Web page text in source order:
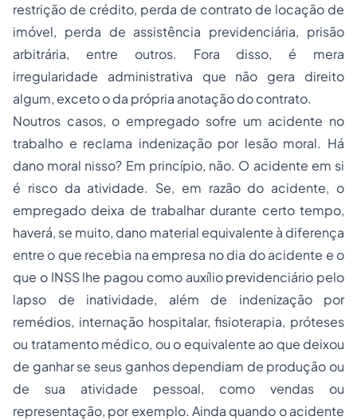
restrição de crédito, perda de contrato de locação de
imóvel, perda de assistência previdenciária, prisão
arbitrária, entre outros. Fora disso, é mera
irregularidade administrativa que não gera direito
algum, exceto o da própria anotação do contrato.
Noutros casos, o empregado sofre um acidente no
trabalho e reclama indenização por lesão moral. Há
dano moral nisso? Em princípio, não. O acidente em si
é risco da atividade. Se, em razão do acidente, o
empregado deixa de trabalhar durante certo tempo,
haverá, se muito, dano material equivalente à diferença
entre o que recebia na empresa no dia do acidente e o
que o INSS lhe pagou como auxílio previdenciário pelo
lapso de inatividade, além de indenização por
remédios, internação hospitalar, fisioterapia, próteses
ou tratamento médico, ou o equivalente ao que deixou
de ganhar se seus ganhos dependiam de produção ou
de sua atividade pessoal, como vendas ou
representação, por exemplo. Ainda quando o acidente